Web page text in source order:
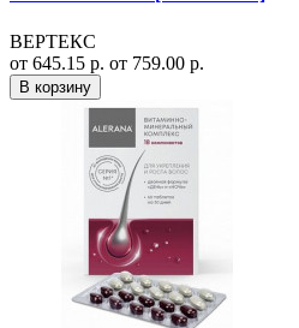
ВЕРТЕКС
от 645.15 р. от 759.00 р.
В корзину